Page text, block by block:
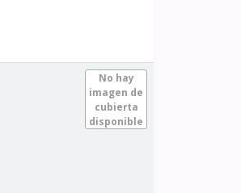
No hay
imagen de
cubierta
disponible